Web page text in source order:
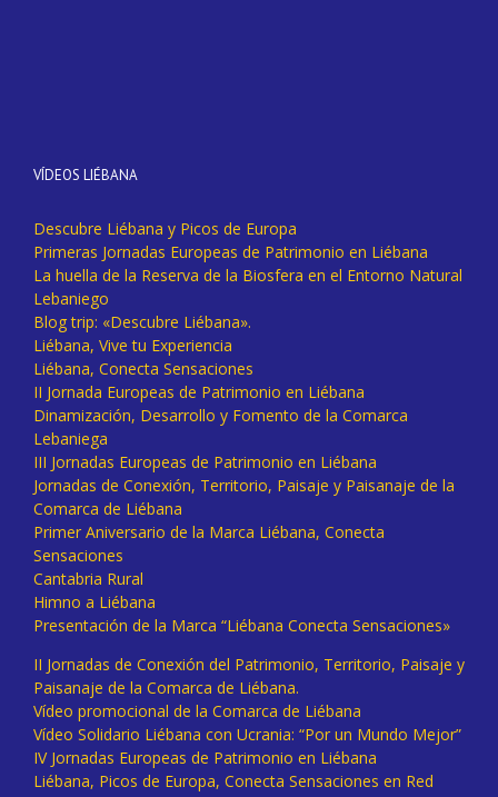
VÍDEOS LIÉBANA
Descubre Liébana y Picos de Europa
Primeras Jornadas Europeas de Patrimonio en Liébana
La huella de la Reserva de la Biosfera en el Entorno Natural
Lebaniego
Blog trip: «Descubre Liébana».
Liébana, Vive tu Experiencia
Liébana, Conecta Sensaciones
II Jornada Europeas de Patrimonio en Liébana
Dinamización, Desarrollo y Fomento de la Comarca
Lebaniega
III Jornadas Europeas de Patrimonio en Liébana
Jornadas de Conexión, Territorio, Paisaje y Paisanaje de la
Comarca de Liébana
Primer Aniversario de la Marca Liébana, Conecta
Sensaciones
Cantabria Rural
Himno a Liébana
Presentación de la Marca “Liébana Conecta Sensaciones»
II Jornadas de Conexión del Patrimonio, Territorio, Paisaje y
Paisanaje de la Comarca de Liébana.
Vídeo promocional de la Comarca de Liébana
Vídeo Solidario Liébana con Ucrania: “Por un Mundo Mejor”
IV Jornadas Europeas de Patrimonio en Liébana
Liébana, Picos de Europa, Conecta Sensaciones en Red